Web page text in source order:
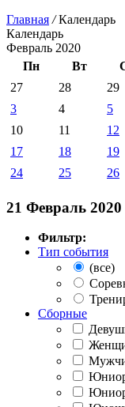
Главная /Календарь
Календарь
Февраль 2020
Пн
Вт
27
28 29
3
4 5
10
11 12
17
18 19
24
25 26
21 Февраль 2020
Фильтр:
Тип события
(все)
Сборные